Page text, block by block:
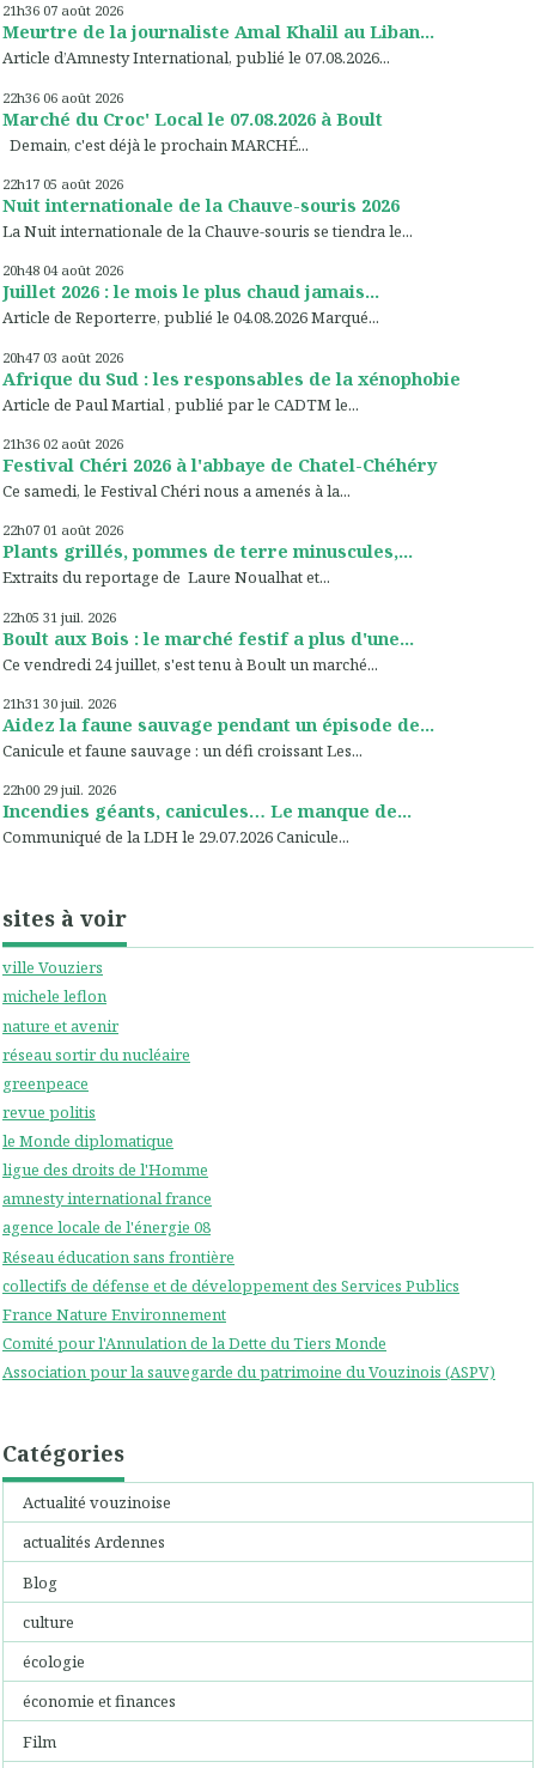
21h36 07 août 2026
Meurtre de la journaliste Amal Khalil au Liban...
Article d’Amnesty International, publié le 07.08.2026...
22h36 06 août 2026
Marché du Croc' Local le 07.08.2026 à Boult
Demain, c'est déjà le prochain MARCHÉ...
22h17 05 août 2026
Nuit internationale de la Chauve-souris 2026
La Nuit internationale de la Chauve-souris se tiendra le...
20h48 04 août 2026
Juillet 2026 : le mois le plus chaud jamais...
Article de Reporterre, publié le 04.08.2026 Marqué...
20h47 03 août 2026
Afrique du Sud : les responsables de la xénophobie
Article de Paul Martial , publié par le CADTM le...
21h36 02 août 2026
Festival Chéri 2026 à l'abbaye de Chatel-Chéhéry
Ce samedi, le Festival Chéri nous a amenés à la...
22h07 01 août 2026
Plants grillés, pommes de terre minuscules,...
Extraits du reportage de Laure Noualhat et...
22h05 31 juil. 2026
Boult aux Bois : le marché festif a plus d'une...
Ce vendredi 24 juillet, s'est tenu à Boult un marché...
21h31 30 juil. 2026
Aidez la faune sauvage pendant un épisode de...
Canicule et faune sauvage : un défi croissant Les...
22h00 29 juil. 2026
Incendies géants, canicules… Le manque de...
Communiqué de la LDH le 29.07.2026 Canicule...
sites à voir
ville Vouziers
michele leflon
nature et avenir
réseau sortir du nucléaire
greenpeace
revue politis
le Monde diplomatique
ligue des droits de l'Homme
amnesty international france
agence locale de l'énergie 08
Réseau éducation sans frontière
collectifs de défense et de développement des Services Publics
France Nature Environnement
Comité pour l'Annulation de la Dette du Tiers Monde
Association pour la sauvegarde du patrimoine du Vouzinois (ASPV)
Catégories
Actualité vouzinoise
actualités Ardennes
Blog
culture
écologie
économie et finances
Film